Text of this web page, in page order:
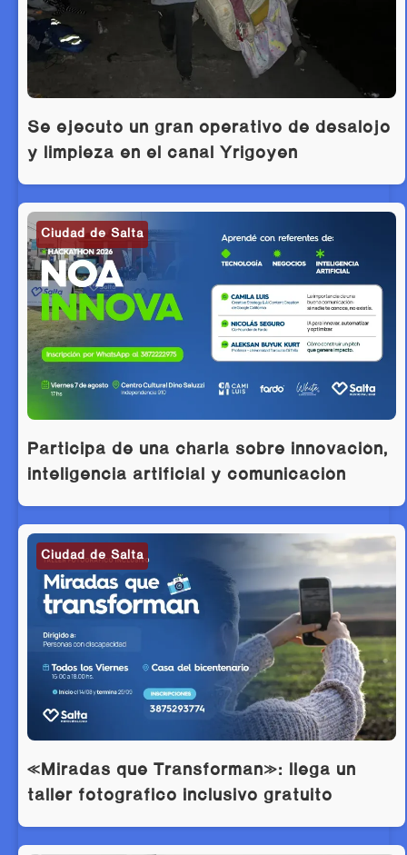
Se ejecutó un gran operativo de desalojo
y limpieza en el canal Yrigoyen
Ciudad de Salta
Participá de una charla sobre innovación,
inteligencia artificial y comunicación
Ciudad de Salta
«Miradas que Transforman»: llega un
taller fotográfico inclusivo gratuito